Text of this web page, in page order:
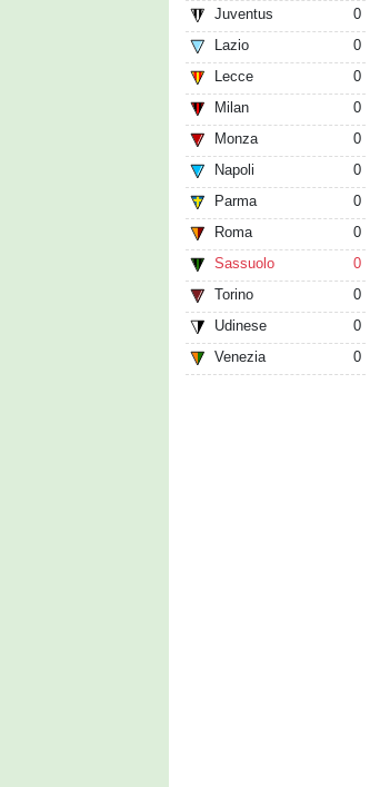
Juventus
0
Lazio
0
Lecce
0
Milan
0
Monza
0
Napoli
0
Parma
0
Roma
0
Sassuolo
0
Torino
0
Udinese
0
Venezia
0